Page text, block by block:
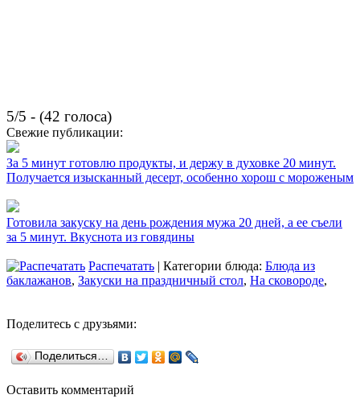
5/5 - (42 голоса)
Свежие публикации:
За 5 минут готовлю продукты, и держу в духовке 20 минут.
Получается изысканный десерт, особенно хорош с мороженым
Готовила закуску на день рождения мужа 20 дней, а ее съели
за 5 минут. Вкуснота из говядины
Распечатать | Категории блюда: Блюда из
баклажанов, Закуски на праздничный стол, На сковороде,
Поделитесь с друзьями:
Поделиться…
Оставить комментарий